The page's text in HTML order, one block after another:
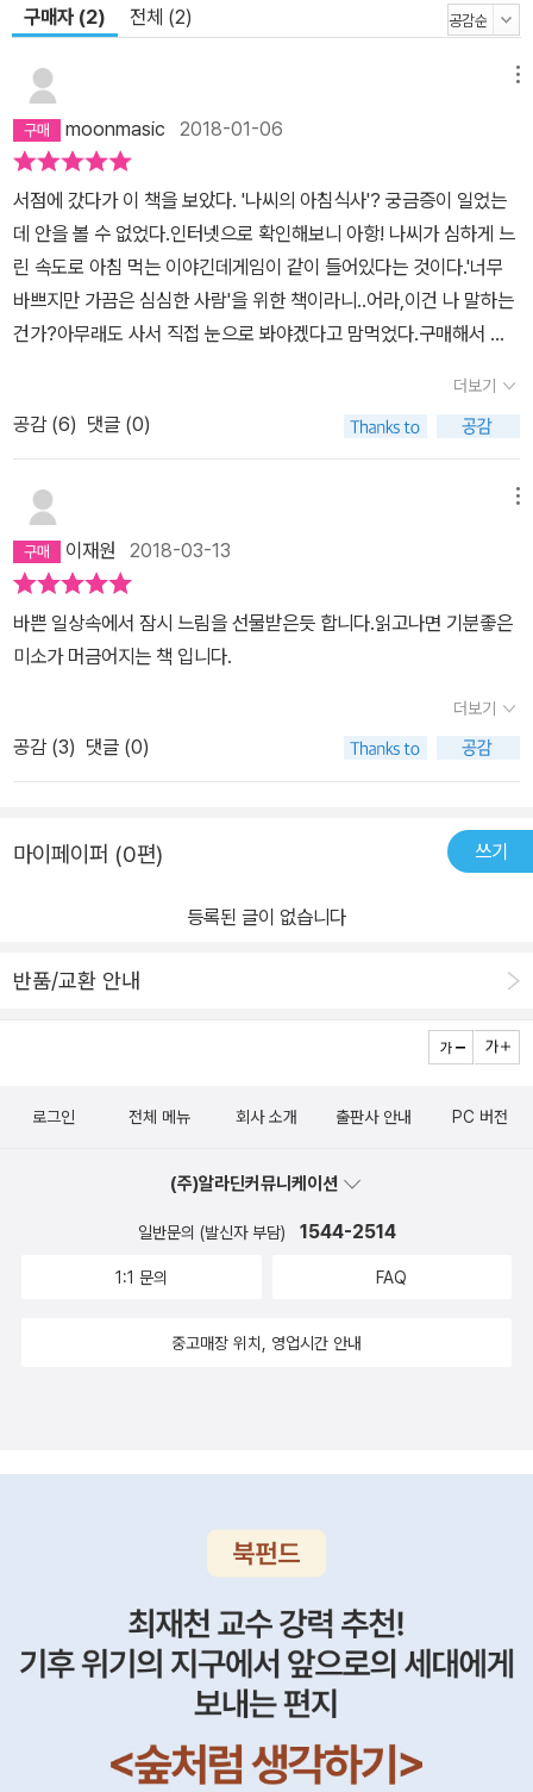
구매자 (2) 전체 (2)
moonmasic 2018-01-06
서점에 갔다가 이 책을 보았다. '나씨의 아침식사'? 궁금증이 일었는
데 안을 볼 수 없었다.인터넷으로 확인해보니 아항! 나씨가 심하게 느
린 속도로 아침 먹는 이야긴데게임이 같이 들어있다는 것이다.'너무
바쁘지만 가끔은 심심한 사람'을 위한 책이라니..어라,이건 나 말하는
건가?아무래도 사서 직접 눈으로 봐야겠다고 맘먹었다.구매해서 집
나오는 카드게임도 있었다.노란색 표지가 따뜻했다.나씨가 (나무늘보
의 성이 '나'면 이름은 '무늘보'?ㅋ)엄마가 차려놓은 아침식사 만두 네
개를 먹으러 천~천~히 가서 결국 하루가 꼬박 걸려 먹는 이야기이다.
만두는 답답해서 속이 터지기도 하고 ㅋㅋ읽어 보니 참 마음이 편해
천천히 먹어도 나씨는 괜찮다는 것 아닌가~ 어린이나 청소년을 위한
책으로 나왔는지 모르겠지만너무 바빠 식사할 시간이 없어 걸어가며
빵을 먹기도 했던 나에게는 참 매력적인 책이다.카드게임은 안해봤는
데 그냥 보기만 해도 참 귀엽다~(특히 만두~) 잠이 안 올 때 옛날이
야기를 읽을 때가 있다.그냥 착하게만 살아도 마지막엔 행복해지는
이야기들을 보면 마음이 편안해지면서 잠이 온다.이제부턴 잠이 안
더보기
공감 (6) 댓글 (0)
이재원 2018-03-13
바쁜 일상속에서 잠시 느림을 선물받은듯 합니다.읽고나면 기분좋은
미소가 머금어지는 책 입니다.
더보기
공감 (3) 댓글 (0)
마이페이퍼 (0편) 쓰기
등록된 글이 없습니다
반품/교환 안내
로그인 전체 메뉴 회사 소개 출판사 안내 PC 버전
(주)알라딘커뮤니케이션
일반문의 (발신자 부담) 1544-2514
1:1 문의 FAQ
중고매장 위치, 영업시간 안내